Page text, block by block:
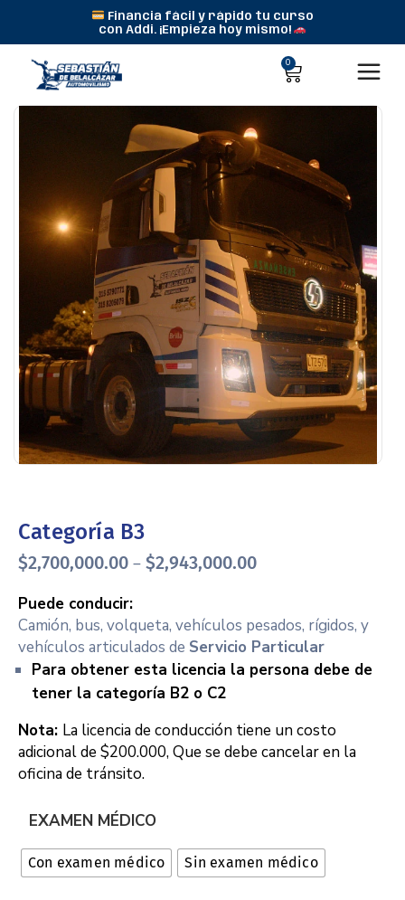
Financia fácil y rápido tu curso
con Addi. ¡Empieza hoy mismo!
0
Categoría B3
$2,700,000.00 – $2,943,000.00
Puede conducir:
Camión, bus, volqueta, vehículos pesados, rígidos, y
vehículos articulados de Servicio Particular
Para obtener esta licencia la persona debe de
tener la categoría B2 o C2
Nota: La licencia de conducción tiene uncosto
adicional de $200.000, Que se debe cancelar en la
oficina de tránsito.
EXAMEN MÉDICO
Con examen médico Sin examen médico